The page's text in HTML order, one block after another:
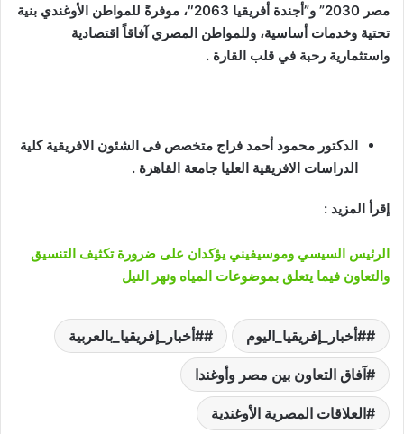
مصر 2030” و”أجندة أفريقيا 2063″، موفرةً للمواطن الأوغندي بنية
تحتية وخدمات أساسية، وللمواطن المصري آفاقاً اقتصادية
واستثمارية رحبة في قلب القارة .
الدكتور محمود أحمد فراج متخصص فى الشئون الافريقية كلية
الدراسات الافريقية العليا جامعة القاهرة .
إقرأ المزيد :
الرئيس السيسي وموسيفيني يؤكدان على ضرورة تكثيف التنسيق
والتعاون فيما يتعلق بموضوعات المياه ونهر النيل
#أخبار_إفريقيا_اليوم #أخبار_إفريقيا_بالعربية
آفاق التعاون بين مصر وأوغندا
العلاقات المصرية الأوغندية